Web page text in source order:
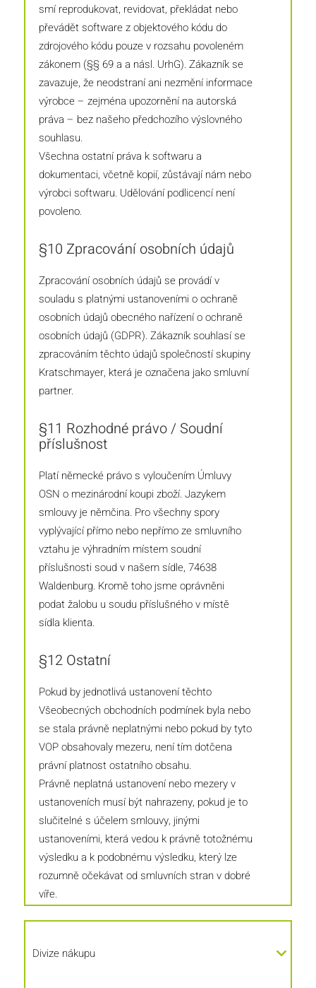
smí reprodukovat, revidovat, překládat nebo
převádět software z objektového kódu do
zdrojového kódu pouze v rozsahu povoleném
zákonem (§§ 69 a a násl. UrhG). Zákazník se
zavazuje, že neodstraní ani nezmění informace
výrobce – zejména upozornění na autorská
práva – bez našeho předchozího výslovného
souhlasu.
Všechna ostatní práva k softwaru a
dokumentaci, včetně kopií, zůstávají nám nebo
výrobci softwaru. Udělování podlicencí není
povoleno.
§10 Zpracování osobních údajů
Zpracování osobních údajů se provádí v
souladu s platnými ustanoveními o ochraně
osobních údajů obecného nařízení o ochraně
osobních údajů (GDPR). Zákazník souhlasí se
zpracováním těchto údajů společností skupiny
Kratschmayer, která je označena jako smluvní
partner.
§11 Rozhodné právo / Soudní
příslušnost
Platí německé právo s vyloučením Úmluvy
OSN o mezinárodní koupi zboží. Jazykem
smlouvy je němčina. Pro všechny spory
vyplývající přímo nebo nepřímo ze smluvního
vztahu je výhradním místem soudní
příslušnosti soud v našem sídle, 74638
Waldenburg. Kromě toho jsme oprávněni
podat žalobu u soudu příslušného v místě
sídla klienta.
§12 Ostatní
Pokud by jednotlivá ustanovení těchto
Všeobecných obchodních podmínek byla nebo
se stala právně neplatnými nebo pokud by tyto
VOP obsahovaly mezeru, není tím dotčena
právní platnost ostatního obsahu.
Právně neplatná ustanovení nebo mezery v
ustanoveních musí být nahrazeny, pokud je to
slučitelné s účelem smlouvy, jinými
ustanoveními, která vedou k právně totožnému
výsledku a k podobnému výsledku, který lze
rozumně očekávat od smluvních stran v dobré
víře.
Divize nákupu